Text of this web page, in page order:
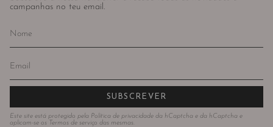
campanhas no teu email.
SUBSCREVER
Este site está protegido pela Política de privacidade da hCaptcha e da hCaptcha e
aplicam-se os Termos de serviço das mesmas.